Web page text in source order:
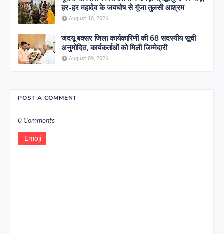
हर-हर महादेव के जयघोष से गूंजा तुलसी आश्रम
August 10, 2026
जदयू बक्सर जिला कार्यकारिणी की 68 सदस्यीय सूची
अनुमोदित, कार्यकर्ताओं को मिली जिम्मेदारी
August 09, 2026
POST A COMMENT
0 Comments
Emoji